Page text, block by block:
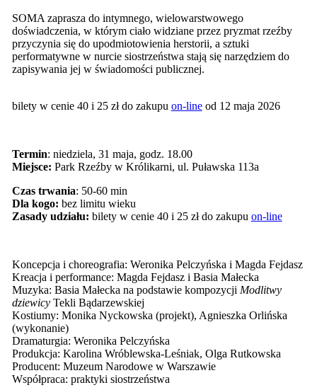
SOMA zaprasza do intymnego, wielowarstwowego
doświadczenia, w którym ciało widziane przez pryzmat rzeźby
przyczynia się do upodmiotowienia herstorii, a sztuki
performatywne w nurcie siostrzeństwa stają się narzędziem do
zapisywania jej w świadomości publicznej.
bilety w cenie 40 i 25 zł do zakupu on-lineod 12 maja 2026
Termin: niedziela, 31 maja, godz. 18.00
Miejsce: Park Rzeźby w Królikarni, ul. Puławska 113a
Czas trwania: 50-60 min
Dla kogo: bez limitu wieku
Zasady udziału: bilety w cenie 40 i 25 zł do zakupu on-line
Koncepcja i choreografia: Weronika Pelczyńska i Magda Fejdasz
Kreacja i performance: Magda Fejdasz i Basia Małecka
Muzyka: Basia Małecka na podstawie kompozycji Modlitwy
dziewicyTekli Bądarzewskiej
Kostiumy: Monika Nyckowska (projekt), Agnieszka Orlińska
(wykonanie)
Dramaturgia: Weronika Pelczyńska
Produkcja: Karolina Wróblewska-Leśniak, Olga Rutkowska
Producent: Muzeum Narodowe w Warszawie
Współpraca: praktyki siostrzeństwa